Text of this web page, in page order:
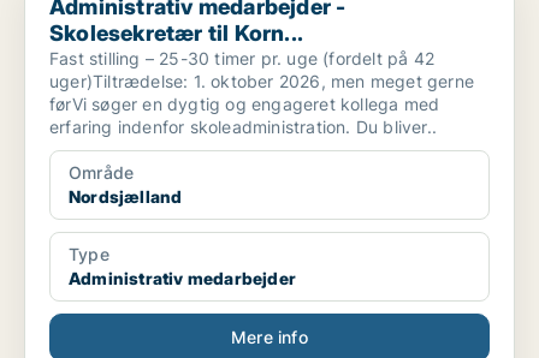
Administrativ medarbejder -
Skolesekretær til Korn...
Fast stilling – 25-30 timer pr. uge (fordelt på 42
uger)Tiltrædelse: 1. oktober 2026, men meget gerne
førVi søger en dygtig og engageret kollega med
erfaring indenfor skoleadministration. Du bliver..
Område
Nordsjælland
Type
Administrativ medarbejder
Mere info